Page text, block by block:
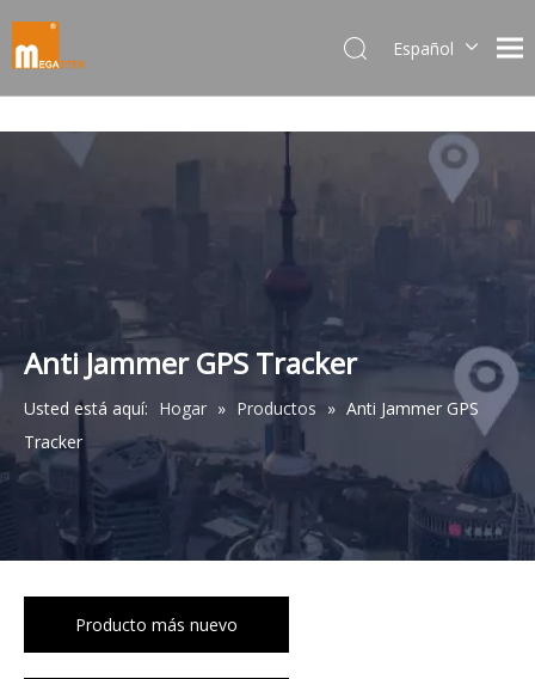
Español
한국어
日本語
Français
English
Anti Jammer GPS Tracker
Usted está aquí: Hogar » Productos » Anti Jammer GPS
Tracker
Producto más nuevo